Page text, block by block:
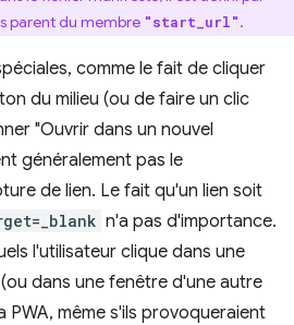
parent du membre "start_url".
comme le fait de cliquer
du milieu (ou de faire un clic
"Ouvrir dans un nouvel
généralement pas le
de lien. Le fait qu'un lien soit
n'a pas d'importance.
l'utilisateur clique dans une
dans une fenêtre d'une autre
PWA, même s'ils provoqueraient